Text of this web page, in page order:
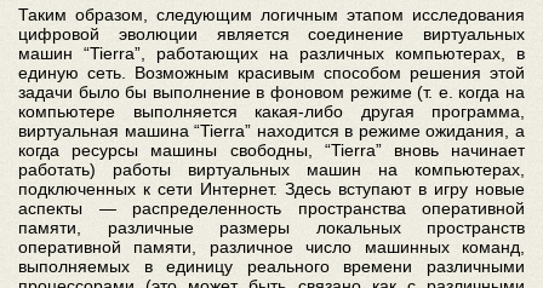
Таким образом, следующим логичным этапом исследования
цифровой эволюции является соединение виртуальных
машин “Tierra”, работающих на различных компьютерах, в
единую сеть. Возможным красивым способом решения этой
задачи было бы выполнение в фоновом режиме (т. е. когда на
компьютере выполняется какая-либо другая программа,
виртуальная машина “Tierra” находится в режиме ожидания, а
когда ресурсы машины свободны, “Tierra” вновь начинает
работать) работы виртуальных машин на компьютерах,
подключенных к сети Интернет. Здесь вступают в игру новые
аспекты — распределенность пространства оперативной
памяти, различные размеры локальных пространств
оперативной памяти, различное число машинных команд,
выполняемых в единицу реального времени различными